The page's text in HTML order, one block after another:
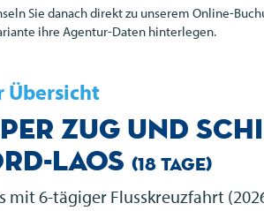
Sie danach direkt zu unserem Online-
ihre Agentur-Daten hinterlegen.
Übersicht
Zug und
Laos (18 Tage)
mit 6-tägiger Flusskreuzfahrt